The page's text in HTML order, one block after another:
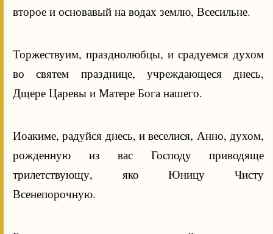
второе и основавый на водах землю, Всесильне.
Торжествуим, празднолюбцы, и срадуемся духом
во святем празднице, учреждающеся днесь,
Дщере Царевы и Матере Бога нашего.
Иоакиме, радуйся днесь, и веселися, Анно, духом,
рожденную из вас Господу приводяще
трилетствующу, яко Юницу Чисту
Всенепорочную.